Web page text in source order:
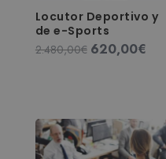
Locutor Deportivo y
de e-Sports
2.480,00€ El
2.480,00€.
620,00€El